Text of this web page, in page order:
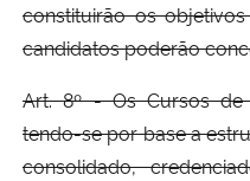
constituirão os
candidatos poderão
Art. 8º - Os Cursos de
tendo-se por base a
consolidado,